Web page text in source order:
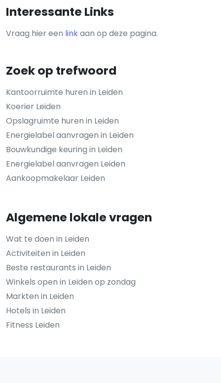
Interessante Links
Vraag hier een linkaan op deze pagina.
Zoek op trefwoord
Kantoorruimte huren in Leiden
Koerier Leiden
Opslagruimte huren in Leiden
Energielabel aanvragen in Leiden
Bouwkundige keuring in Leiden
Energielabel aanvragen Leiden
Aankoopmakelaar Leiden
Algemene lokale vragen
Wat te doen in Leiden
Activiteiten in Leiden
Beste restaurants in Leiden
Winkels open in Leiden op zondag
Markten in Leiden
Hotels in Leiden
Fitness Leiden